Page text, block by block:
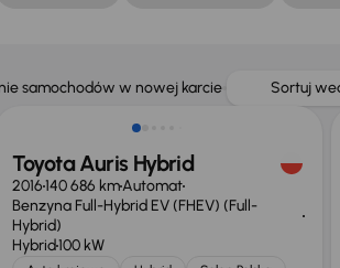
samochodów w nowej karcie Sortuj
Toyota Auris Hybrid
2016140 686 kmAutomat
Benzyna Full-Hybrid EV (FHEV) (Full-
Hybrid)
Hybrid100 kW